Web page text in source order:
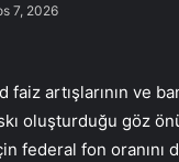
7, 2026
faiz artışlarının ve
oluşturduğu göz
federal fon